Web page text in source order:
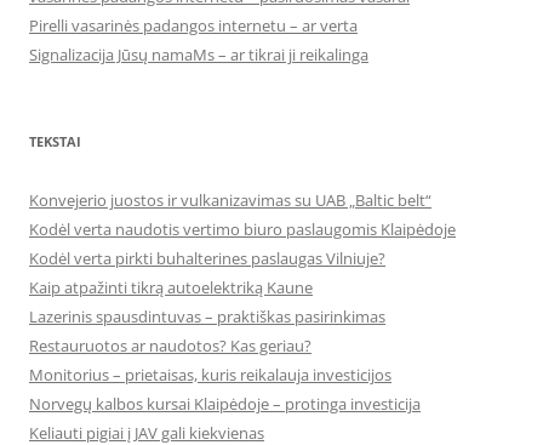
Pirelli vasarinės padangos internetu – ar verta
Signalizacija Jūsų namaMs – ar tikrai ji reikalinga
TEKSTAI
Konvejerio juostos ir vulkanizavimas su UAB „Baltic belt“
Kodėl verta naudotis vertimo biuro paslaugomis Klaipėdoje
Kodėl verta pirkti buhalterines paslaugas Vilniuje?
Kaip atpažinti tikrą autoelektriką Kaune
Lazerinis spausdintuvas – praktiškas pasirinkimas
Restauruotos ar naudotos? Kas geriau?
Monitorius – prietaisas, kuris reikalauja investicijos
Norvegų kalbos kursai Klaipėdoje – protinga investicija
Keliauti pigiai į JAV gali kiekvienas